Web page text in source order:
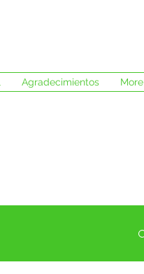
Agradecimientos More